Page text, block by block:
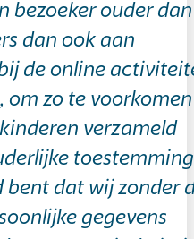
bezoeker ouder dan
dan ook aan
de online
om zo te
verzameld
bent dat wij zonder
gegevens